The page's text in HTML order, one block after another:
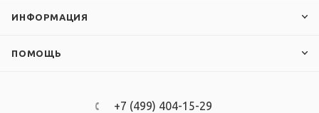
ИНФОРМАЦИЯ
ПОМОЩЬ
+7 (499) 404-15-29